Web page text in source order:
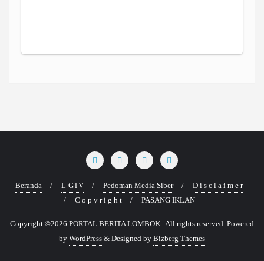
Beranda L-GTV Pedoman Media Siber
D i s c l a i m e r
C o p y r i g h t
PASANG IKLAN
Copyright ©2026 PORTAL BERITA LOMBOK . All rights reserved. Powered
by WordPress & Designed by Bizberg Themes